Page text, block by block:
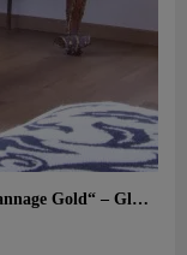
Design Sessel MW02 Limitierte Edition „Cannage Gold“ – Glaswände, Schaumstoffsitz